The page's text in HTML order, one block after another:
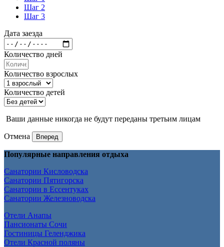
Шаг 2
Шаг 3
Дата заезда
Количество дней
Количество взрослых
Количество детей
Ваши данные никогда не будут переданы третьим лицам
Отмена Вперед
Популярные направления отдыха
Санатории Кисловодска
Санатории Пятигорска
Санатории в Ессентуках
Санатории Железноводска
Отели Анапы
Пансионаты Сочи
Гостиницы Геленджика
Отели Красной поляны